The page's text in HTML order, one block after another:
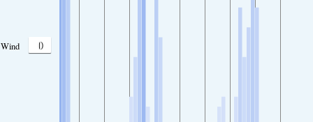
Wind 0